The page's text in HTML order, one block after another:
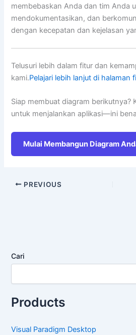
membebaskan Anda dan tim Anda
mendokumentasikan, dan
dengan kecepatan dan kejelasan
Telusuri lebih dalam fitur dan
kami.Pelajari lebih lanjut di halaman
Siap membuat diagram berikutnya?
untuk menjalankan aplikasi—ini
Mulai Membangun Diagram
PREVIOUS
Cari
Products
Visual Paradigm Desktop